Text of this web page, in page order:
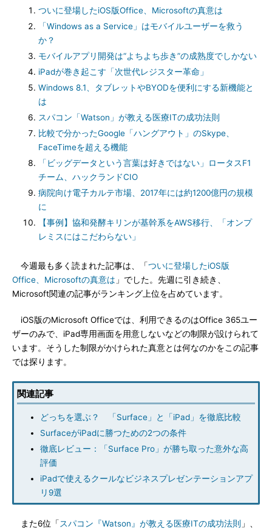
ついに登場したiOS版Office、Microsoftの真意は
「Windows as a Service」はモバイルユーザーを救う
か？
モバイルアプリ開発は“よちよち歩き”の成熟度でしかない
iPadが巻き起こす「次世代レジスター革命」
Windows 8.1、タブレットやBYODを便利にする新機能と
は
スパコン「Watson」が教える医療ITの成功法則
比較で分かったGoogle「ハングアウト」のSkype、
FaceTimeを超える機能
「ビッグデータという言葉は好きではない」ロータスF1
チーム、ハックランドCIO
病院向け電子カルテ市場、2017年には約1200億円の規模
に
【事例】協和発酵キリンが基幹系をAWS移行、「オンプ
レミスにはこだわらない」
今週最も多く読まれた記事は、「ついに登場したiOS版
Office、Microsoftの真意は 」でした。先週に引き続き、
Microsoft関連の記事がランキング上位を占めています。
iOS版のMicrosoft Officeでは、利用できるのはOffice 365ユー
ザーのみで、iPad専用画面を用意しないなどの制限が設けられて
います。そうした制限がかけられた真意とは何なのかをこの記事
では探ります。
関連記事
どっちを選ぶ？ 「Surface」と「iPad」を徹底比較
SurfaceがiPadに勝つための2つの条件
徹底レビュー：「Surface Pro」が勝ち取った意外な高
評価
iPadで使えるクールなビジネスプレゼンテーションアプ
リ9選
また6位「 スパコン『Watson』が教える医療ITの成功法則 」、